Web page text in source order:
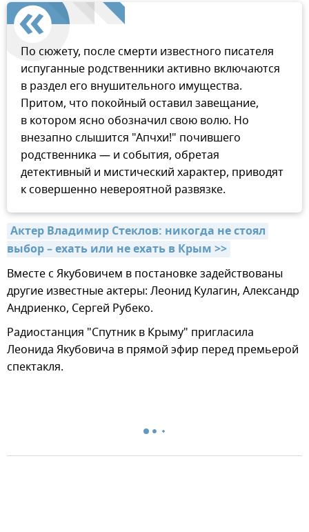
По сюжету, после смерти известного писателя
испуганные родственники активно включаются
в раздел его внушительного имущества.
Притом, что покойный оставил завещание,
в котором ясно обозначил свою волю. Но
внезапно слышится "Апчхи!" почившего
родственника — и события, обретая
детективный и мистический характер, приводят
к совершенно невероятной развязке.
Актер Владимир Стеклов: никогда не стоял
выбор – ехать или не ехать в Крым >>
Вместе с Якубовичем в постановке задействованы
другие известные актеры: Леонид Кулагин, Александр
Андриенко, Сергей Рубеко.
Радиостанция "Спутник в Крыму" пригласила
Леонида Якубовича в прямой эфир перед премьерой
спектакля.